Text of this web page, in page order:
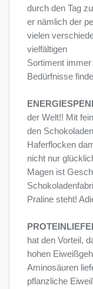
durch den Tag
er nämlich der
vielen
vielfältigen
Sortiment
Bedürfnisse
der Welt!! Mit
den
Haferflocken
nicht nur
Magen ist
Praline steht!
hat den Vorteil,
hohen
Aminosäuren
pflanzliche